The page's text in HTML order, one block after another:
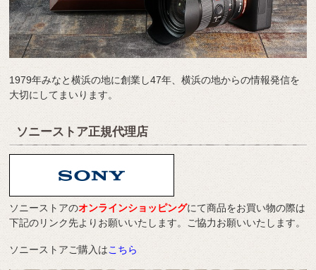
1979年みなと横浜の地に創業し47年、横浜の地からの情報発信を
大切にしてまいります。
ソニーストア正規代理店
ソニーストアのオンラインショッピングにて商品をお買い物の際は
下記のリンク先よりお願いいたします。ご協力お願いいたします。
ソニーストアご購入はこちら